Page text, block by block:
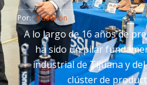
Por: Redacción
A lo largo de 16 años de
ha sido un pilar
industrial de Tijuana y
clúster de